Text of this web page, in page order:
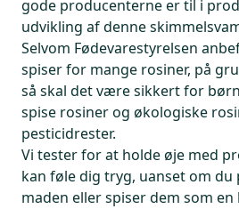
gode producenterne er til i
udvikling af denne
Selvom Fødevarestyrelsen
spiser for mange rosiner, på
så skal det være sikkert for
spise rosiner og økologiske
pesticidrester.
Vi tester for at holde øje med
kan føle dig tryg, uanset om
maden eller spiser dem som